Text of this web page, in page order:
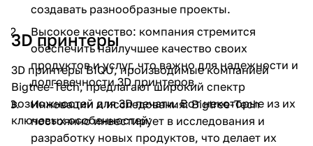
создавать разнообразные проекты.
Высокое качество: компания стремится
обеспечить наилучшее качество своих
продуктов и услуг, что важно для надежности и
долговечности 3D принтеров.
Инновации и исследования: Bigtree-Tech
постоянно инвестирует в исследования и
разработку новых продуктов, что делает их
3D принтеры
3D принтеры BIQU, производимые компанией
Bigtree-Tech, предлагают широкий спектр
возможностей для 3D печати. Вот некоторые из их
ключевых особенностей: